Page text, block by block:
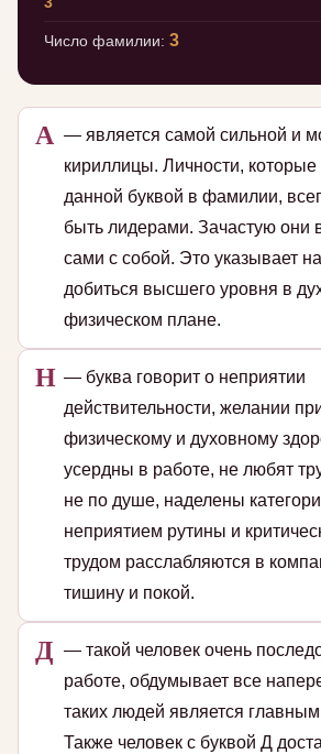
Число фамилии: 3
А — является самой сильной и
кириллицы. Личности,
данной буквой в фамилии,
быть лидерами. Зачастую они
сами с собой. Это указывает
добиться высшего уровня в
физическом плане.
Н — буква говорит о неприятии
действительности, желании
физическому и духовному
усердны в работе, не любят
не по душе, наделены
неприятием рутины и
трудом расслабляются в
тишину и покой.
Д — такой человек очень
работе, обдумывает все
таких людей является
Также человек с буквой Д